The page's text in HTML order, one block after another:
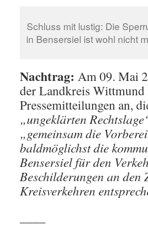
Schluss mit lustig: Die
in Bensersiel ist wohl nicht
Nachtrag: Am 09. Mai
der Landkreis Wittmund
Pressemitteilungen an,
„ungeklärten
„gemeinsam die
baldmöglichst die
Bensersiel für den
Beschilderungen an den
Kreisverkehren